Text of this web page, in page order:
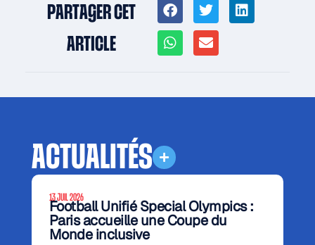
PARTAGER CET
ARTICLE
ACTUALITÉS
13 JUIL 2026
Football Unifié Special Olympics :
Paris accueille une Coupe du
Monde inclusive